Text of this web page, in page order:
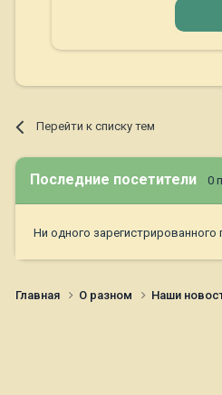
Перейти к списку тем
Последние посетители 0
Ни одного
Главная О разном Наши